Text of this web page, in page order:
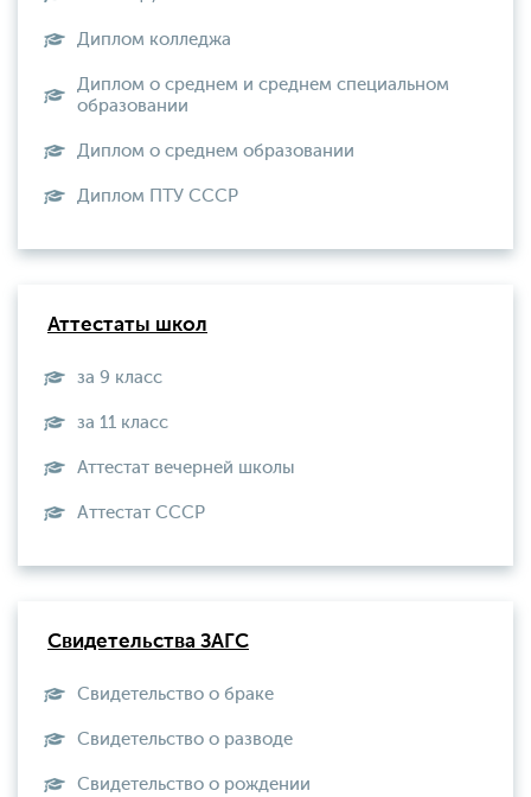
Диплом колледжа
Диплом о среднем и среднем специальном
образовании
Диплом о среднем образовании
Диплом ПТУ СССР
Аттестаты школ
за 9 класс
за 11 класс
Аттестат вечерней школы
Aттестат СССР
Свидетельства ЗАГС
Свидетельство о браке
Свидетельство о разводе
Свидетельство о рождении